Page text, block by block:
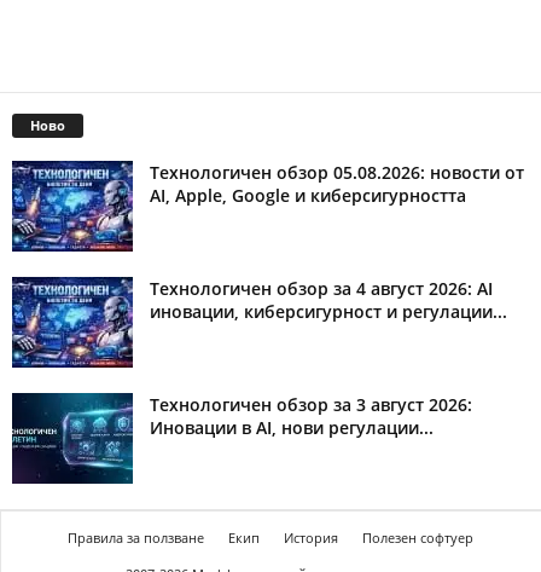
Ново
Технологичен обзор 05.08.2026: новости от
AI, Apple, Google и киберсигурността
Технологичен обзор за 4 август 2026: AI
иновации, киберсигурност и регулации...
Технологичен обзор за 3 август 2026:
Иновации в AI, нови регулации...
Правила за ползване Екип История
Полезен софтуер